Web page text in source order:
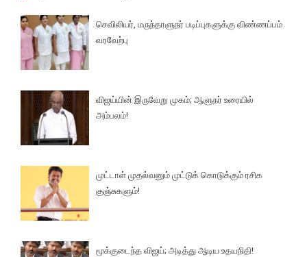
செவிலியர், மருந்தாளுநர் படிப்புகளுக்கு விண்ணப்பம்
வரவேற்பு
விஜய்யின் இருவேறு முகம்; ஆளுநர் உரையில்
அம்பலம்!
முட்டாள் முதல்வனும் முட்டுக் கொடுக்கும் ரசிக
குஞ்சுகளும்!
மூக்குடைந்த விஜய்; அடித்து ஆடிய உதயநிதி!